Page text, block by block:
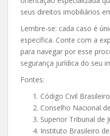
seus direitos imobiliários
Lembre-se: cada caso é
específica. Conte com a
para navegar por esse
segurança jurídica do seu
Fontes:
Código Civil
Conselho Nacional
Superior Tribunal de
Instituto Brasileiro